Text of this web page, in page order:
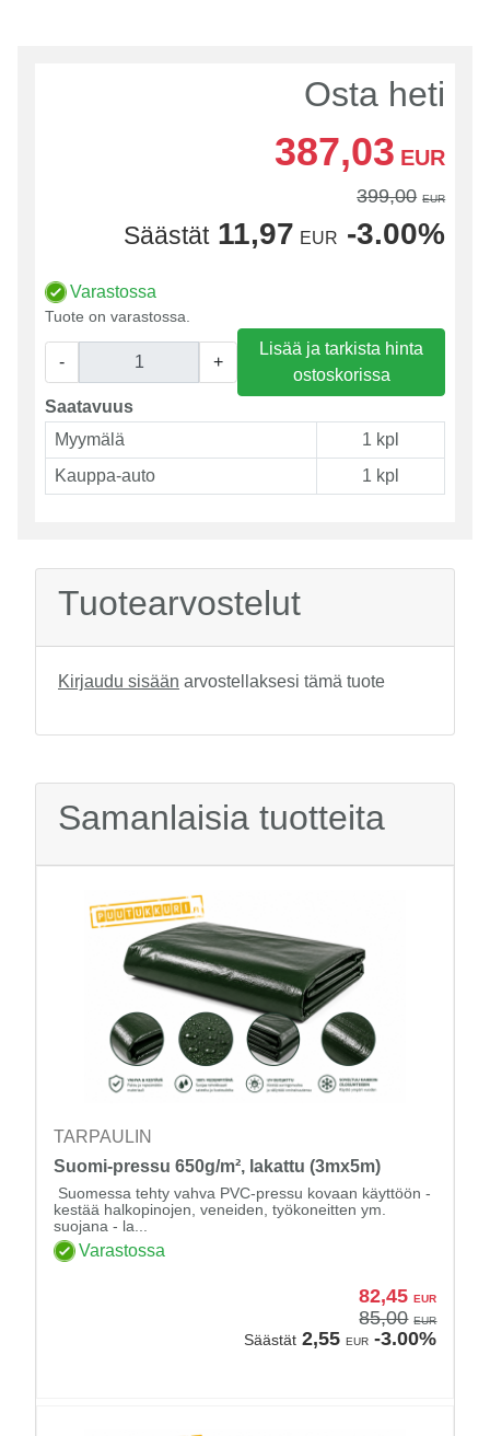
Osta heti
387,03 EUR
399,00 EUR
Säästät11,97 EUR -3.00%
Varastossa
Tuote on varastossa.
- +
Lisää ja tarkista hinta
ostoskorissa
Saatavuus
Myymälä
1 kpl
Kauppa-auto
1 kpl
Tuotearvostelut
Kirjaudu sisään arvostellaksesi tämä tuote
Samanlaisia tuotteita
TARPAULIN
Suomi-pressu 650g/m², lakattu (3mx5m)
Suomessa tehty vahva PVC-pressu kovaan käyttöön -
kestää halkopinojen, veneiden, työkoneitten ym.
suojana - la...
Varastossa
82,45 EUR
85,00 EUR
Säästät 2,55 EUR -3.00%